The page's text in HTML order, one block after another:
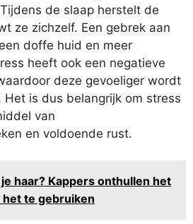
de slaap herstelt de
ze zichzelf. Een gebrek aan
doffe huid en meer
heeft ook een negatieve
deze gevoeliger wordt
is dus belangrijk om stress
van
en voldoende rust.
haar? Kappers onthullen het
te gebruiken